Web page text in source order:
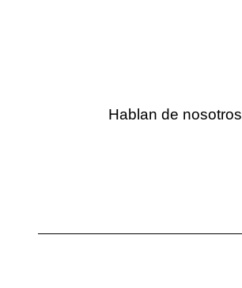
Hablan de nosotros